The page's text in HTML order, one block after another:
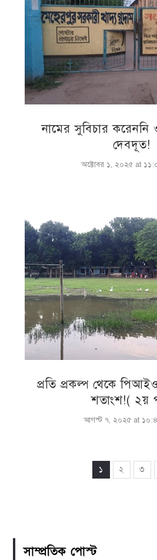
নামের সুবিচার
দেবদূত!
অক্টোবর ১, ২০২৫ at
প্রতি প্রকল্প থেকে
শতাংশ!( ২য়
আগস্ট ৭, ২০২৫ at ১০:৪৬
১ ২ ৩
সাম্প্রতিক পোস্ট